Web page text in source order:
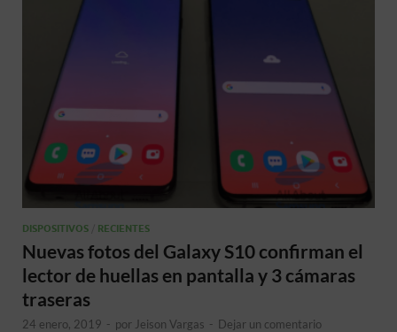
DISPOSITIVOS RECIENTES
Nuevas fotos del Galaxy S10 confirman el
lector de huellas en pantalla y 3 cámaras
traseras
24 enero, 2019 - por Jeison Vargas - Dejar un comentario